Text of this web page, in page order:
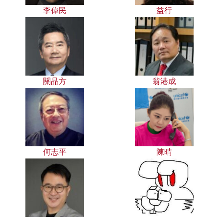
李偉民 益行
關品方 翁港成
何志平 陳晴